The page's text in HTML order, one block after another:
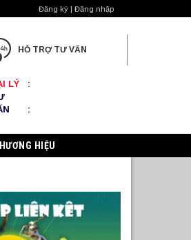
Đăng ký | Đăng nhập
HỖ TRỢ TƯ VẤN
LÝ
:
:
HIỆU